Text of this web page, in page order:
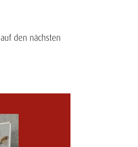
den nächsten